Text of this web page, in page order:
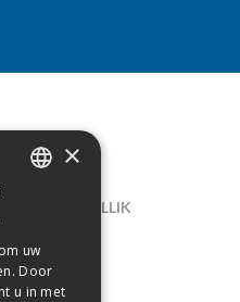
22, B-1731 ZELLIK
×
uw
Door
u in met